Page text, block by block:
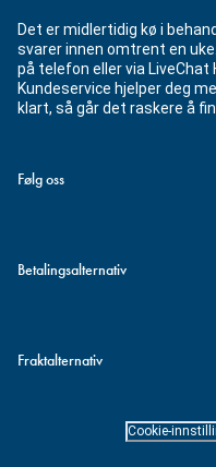
Det er midlertidig kø i
svarer innen omtrent en
på telefon eller via LiveChat
Kundeservice hjelper deg
klart, så går det raskere å
Følg oss
Betalingsalternativ
Fraktalternativ
Cookie-